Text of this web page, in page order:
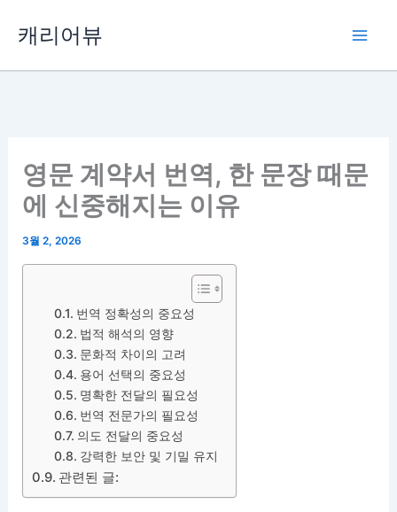
캐리어뷰
영문 계약서 번역, 한 문장 때문
에 신중해지는 이유
3월 2, 2026
번역 정확성의 중요성
법적 해석의 영향
문화적 차이의 고려
용어 선택의 중요성
명확한 전달의 필요성
번역 전문가의 필요성
의도 전달의 중요성
강력한 보안 및 기밀 유지
관련된 글: